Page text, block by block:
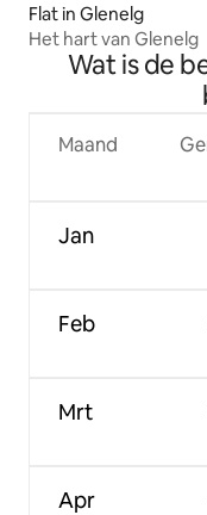
Flat in Glenelg
Het hart van Glenelg
Wat is de
Maand
Jan
Feb
Mrt
Apr